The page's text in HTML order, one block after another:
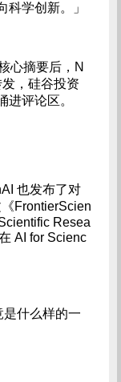
学创新。」
心摘要后，N
，硅谷投资
进评论区。
也发布了对
FrontierScien
Resea
AI for Scienc
什么样的一